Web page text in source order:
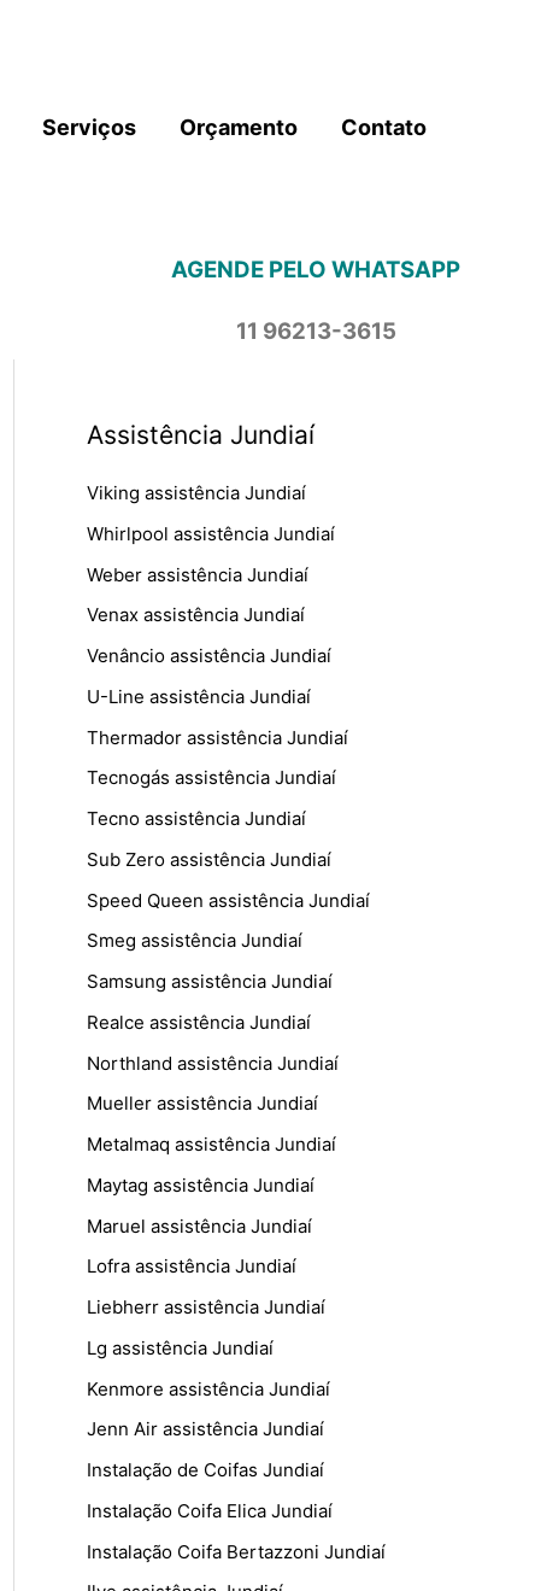
Serviços Orçamento Contato
AGENDE PELO WHATSAPP
11 96213-3615
Assistência Jundiaí
Viking assistência Jundiaí
Whirlpool assistência Jundiaí
Weber assistência Jundiaí
Venax assistência Jundiaí
Venâncio assistência Jundiaí
U-Line assistência Jundiaí
Thermador assistência Jundiaí
Tecnogás assistência Jundiaí
Tecno assistência Jundiaí
Sub Zero assistência Jundiaí
Speed Queen assistência Jundiaí
Smeg assistência Jundiaí
Samsung assistência Jundiaí
Realce assistência Jundiaí
Northland assistência Jundiaí
Mueller assistência Jundiaí
Metalmaq assistência Jundiaí
Maytag assistência Jundiaí
Maruel assistência Jundiaí
Lofra assistência Jundiaí
Liebherr assistência Jundiaí
Lg assistência Jundiaí
Kenmore assistência Jundiaí
Jenn Air assistência Jundiaí
Instalação de Coifas Jundiaí
Instalação Coifa Elica Jundiaí
Instalação Coifa Bertazzoni Jundiaí